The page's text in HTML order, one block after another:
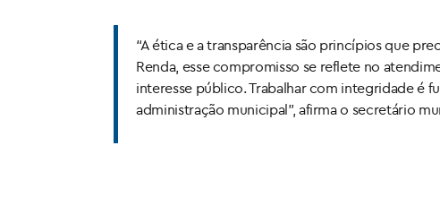
“A ética e a transparência são princípios que
Renda, esse compromisso se reflete no
interesse público. Trabalhar com integridade é
administração municipal”, afirma o secretário